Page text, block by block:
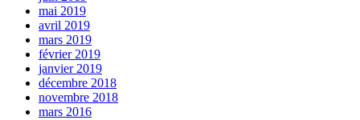
mai 2019
avril 2019
mars 2019
février 2019
janvier 2019
décembre 2018
novembre 2018
mars 2016